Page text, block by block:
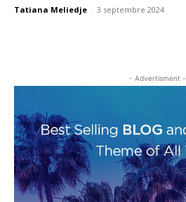
Tatiana Meliedje - 3 septembre 2024
- Advertisment -